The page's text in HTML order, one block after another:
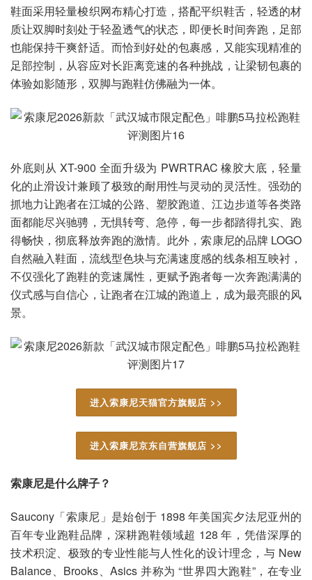
鞋面采用轻量梭织网布精心打造，搭配平织鞋舌，轻透的材
质让双脚时刻处于轻盈透气的状态，即便长时间奔跑，足部
也能保持干爽舒适。而恰到好处的包裹感，又能实现精准的
足部控制，从容应对长距离竞速的各种挑战，让梁韧包裹的
体验如影随形，双脚与跑鞋仿佛融为一体。
外底则从 XT-900 全面升级为 PWRTRAC 橡胶大底，轻量
化的止滑设计兼顾了极致的耐用性与灵动的灵活性。强劲的
抓地力让跑者在江城的公路、塑胶跑道、江边步道等各类路
面都能尽兴驰骋，无惧转弯、急停，每一步都踏得扎实、跑
得畅快，彻底释放奔跑的激情。此外，索康尼的品牌 LOGO
自然融入鞋面，流线型色块与充满速度感的线条相互映衬，
不仅强化了跑鞋的竞速属性，更赋予跑者每一次奔跑满满的
仪式感与自信心，让跑者在江城的跑道上，成为最亮眼的风
景。
进入索康尼天猫官方旗舰店 >>
进入索康尼京东自营旗舰店 >>
索康尼是什么牌子？
Saucony「索康尼」是始创于 1898 年美国宾夕法尼亚州的
百年专业跑鞋品牌，深耕跑鞋领域超 128 年，凭借深厚的
技术积淀、极致的专业性能与人性化的设计理念，与 New
Balance、Brooks、Asics 并称为 “世界四大跑鞋”，在专业